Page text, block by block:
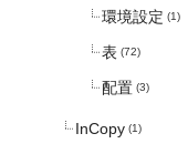
環境設定 (1)
表 (72)
配置 (3)
InCopy (1)